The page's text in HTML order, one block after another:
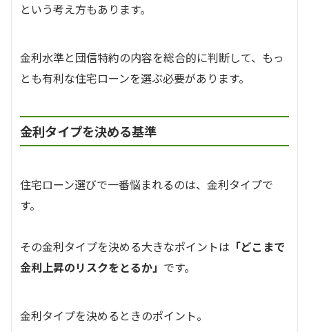
という考え方もあります。
金利水準と団信特約の内容を総合的に判断して、もっ
とも有利な住宅ローンを選ぶ必要があります。
金利タイプを決める基準
住宅ローン選びで一番悩まれるのは、金利タイプで
す。
その金利タイプを決める大きなポイントは 「どこまで
金利上昇のリスクをとるか」 です。
金利タイプを決めるときのポイント。